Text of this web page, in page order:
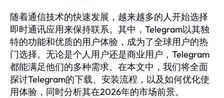
随着通信技术的快速发展，越来越多的人开始选择
即时通讯应用来保持联系。其中，Telegram以其独
特的功能和优质的用户体验，成为了全球用户的热
门选择。无论是个人用户还是商业用户，Telegram
都能满足他们的多种需求。在本文中，我们将全面
探讨Telegram的下载、安装流程，以及如何优化使
用体验，同时分析其在2026年的市场前景。